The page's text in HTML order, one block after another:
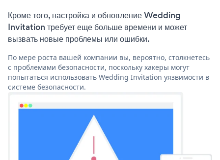
Кроме того, настройка и обновление Wedding
Invitation требует еще больше времени и может
вызвать новые проблемы или ошибки.
По мере роста вашей компании вы, вероятно, столкнетесь
с проблемами безопасности, поскольку хакеры могут
попытаться использовать Wedding Invitation уязвимости в
системе безопасности.